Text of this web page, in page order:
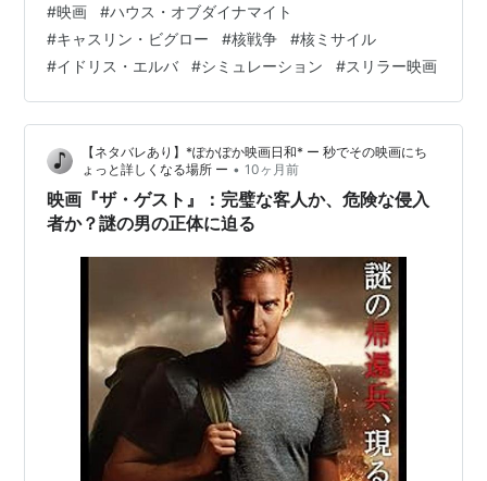
ン」との類似 まずまずの評価と観客の思い 大まかなあら
すじ キャスリン・ビグロー監督によるスリラー映画で
す。ある日のアメリカで、発射元が不明の核ミサイルが
あと19分でアメリカ本土（厳密にはシカゴ）に着弾する
ことが確定している（！）という状況が、多視点で描写
されます。 普通のア…
#映画 #ハウス・オブダイナマイト
#キャスリン・ビグロー #核戦争 #核ミサイル
#イドリス・エルバ #シミュレーション #スリラー映画
【ネタバレあり】*ぽかぽか映画日和* ー 秒でその映画にち
ょっと詳しくなる場所 ー • 10ヶ月前
映画『ザ・ゲスト』：完璧な客人か、危険な侵入
者か？謎の男の正体に迫る